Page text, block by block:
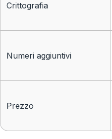
Crittografia
Numeri aggiuntivi
Prezzo